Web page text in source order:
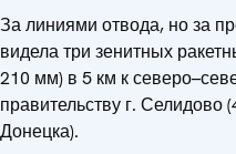
За линиями отвода, но за
видела три зенитных
210 мм) в 5 км к
правительству г. Селидово
Донецка).